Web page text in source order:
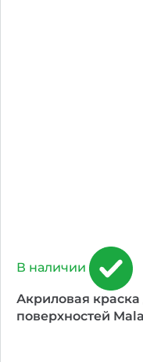
В наличии
Акриловая
поверхностей